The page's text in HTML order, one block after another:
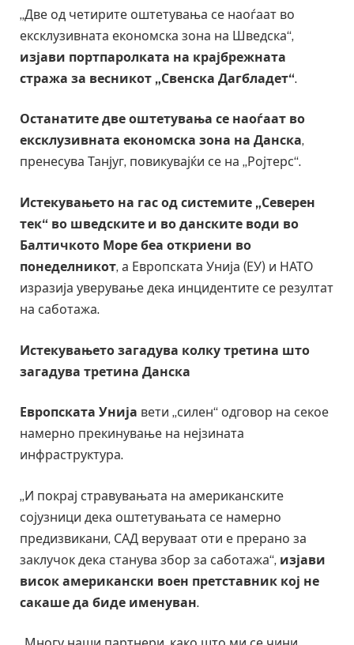
„Две од четирите оштетувања се наоѓаат во
ексклузивната економска зона на Шведска“,
изјави портпаролката на крајбрежната
стража за весникот „Свенска Дагбладет“.
Останатите две оштетувања се наоѓаат во
ексклузивната економска зона на Данска,
пренесува Танјуг, повикувајќи се на „Ројтерс“.
Истекувањето на гас од системите „Северен
тек“ во шведските и во данските води во
Балтичкото Море беа откриени во
понеделникот, а Европската Унија (ЕУ) и НАТО
изразија уверување дека инцидентите се резултат
на саботажа.
Истекувањето загадува колку третина што
загадува третина Данска
Европската Унија вети „силен“ одговор на секое
намерно прекинување на нејзината
инфраструктура.
„И покрај стравувањата на американските
сојузници дека оштетувањата се намерно
предизвикани, САД веруваат оти е прерано за
заклучок дека станува збор за саботажа“, изјави
висок американски воен претставник кој не
сакаше да биде именуван.